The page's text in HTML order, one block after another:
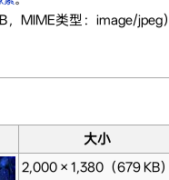
MIME类型：image/jpeg）
大小
2,000 × 1,380（679 KB）